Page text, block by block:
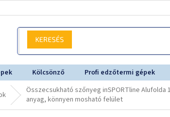
KERESÉS
Kölcsönző Profi edzőtermi gépek
Összecsukható szőnyeg inSPORTline
anyag, könnyen mosható felület